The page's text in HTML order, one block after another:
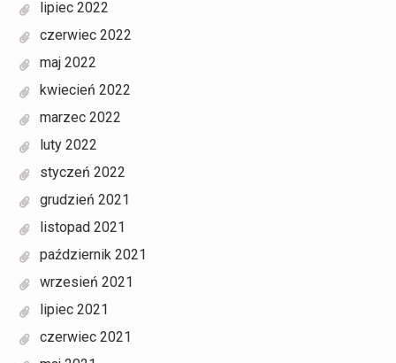
lipiec 2022
czerwiec 2022
maj 2022
kwiecień 2022
marzec 2022
luty 2022
styczeń 2022
grudzień 2021
listopad 2021
październik 2021
wrzesień 2021
lipiec 2021
czerwiec 2021